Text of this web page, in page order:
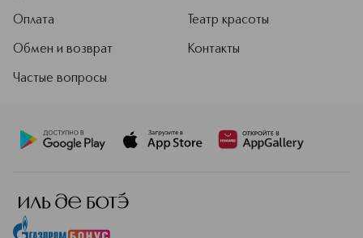
Оплата
Обмен и возврат
Частые вопросы
Театр красоты
Контакты